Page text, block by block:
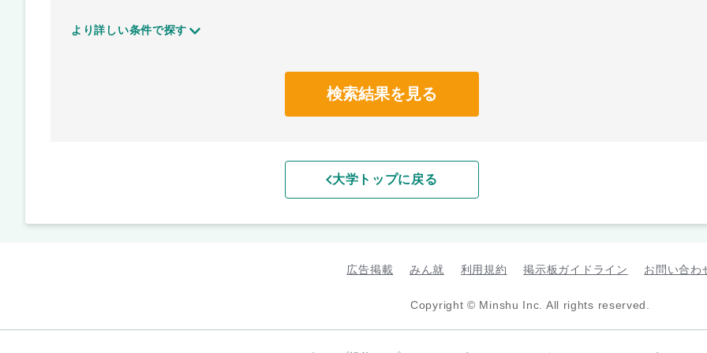
より詳しい条件で探す
検索結果を見る
大学トップに戻る
広告掲載 みん就 利用規約 掲示板ガイドライン お問い合わ
Copyright © Minshu Inc. All rights reserved.